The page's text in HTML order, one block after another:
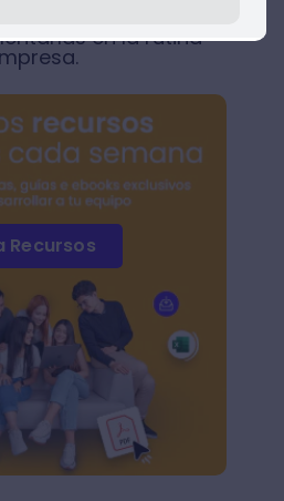
en la rutina
Recursos